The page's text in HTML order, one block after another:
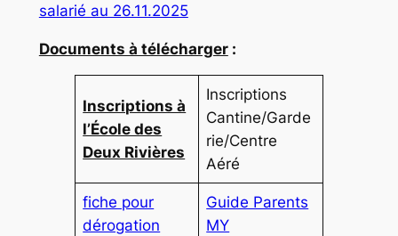
salarié au 26.11.2025
Documents à télécharger:
Inscriptions à
l’École des
Deux Rivières
Inscriptions
Cantine/Garde
rie/Centre
Aéré
fiche pour
dérogation
Guide Parents
MY